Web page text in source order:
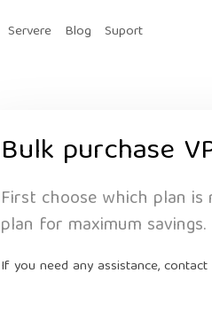
Servere Blog Suport
Bulk purchase
First choose which plan
plan for maximum savings.
If you need any assistance,